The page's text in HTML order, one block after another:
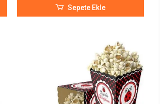
Sepete Ekle